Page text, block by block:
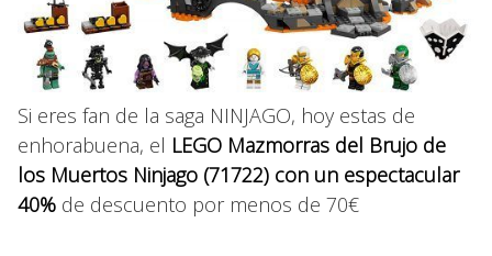
Si eres fan de la saga NINJAGO, hoy estas de
enhorabuena, el LEGO Mazmorras del Brujo de
los Muertos Ninjago (71722) con un espectacular
40% de descuento por menos de 70€